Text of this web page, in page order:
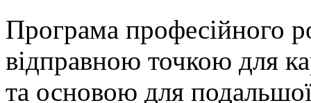
Програма професійного
відправною точкою для
та основою для